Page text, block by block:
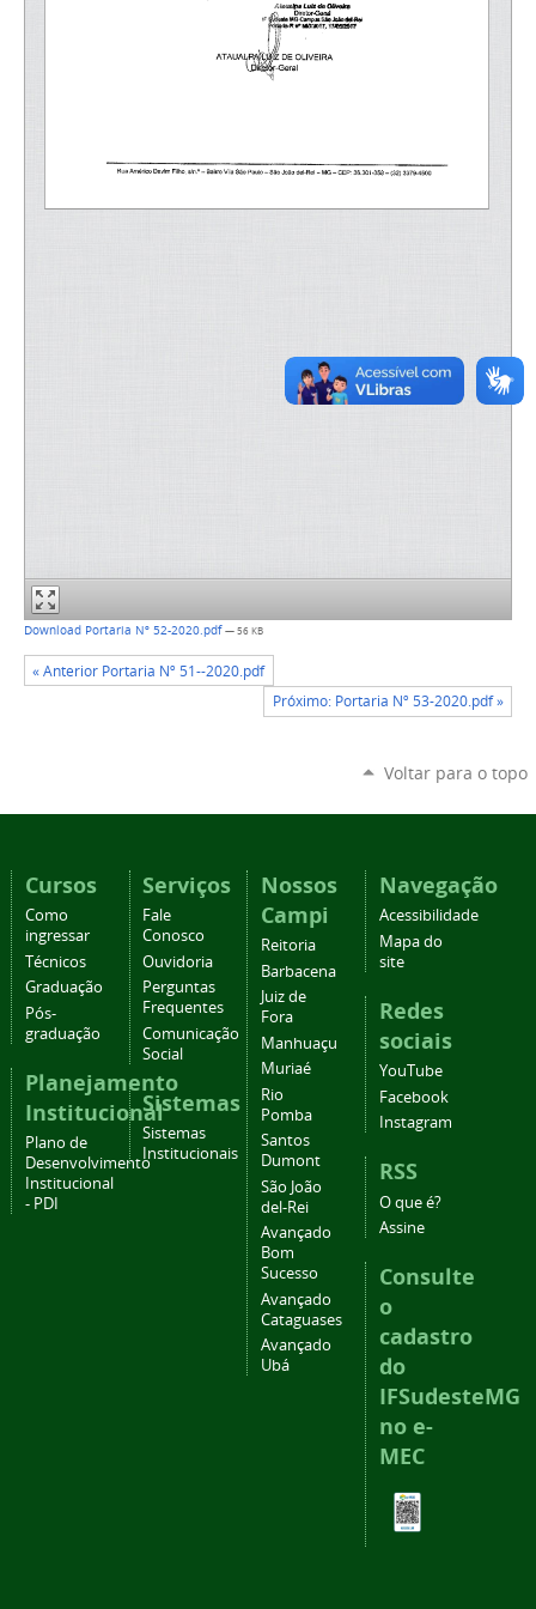
Download Portaria Nº 52-2020.pdf— 56 KB
« Anterior Portaria Nº 51--2020.pdf
Próximo: Portaria Nº 53-2020.pdf »
Voltar para o topo
Cursos
Como
ingressar
Técnicos
Graduação
Pós-
graduação
Planejamento
Institucional
Plano de
Desenvolvimento
Institucional
- PDI
Serviços
Fale
Conosco
Ouvidoria
Perguntas
Frequentes
Comunicação
Social
Sistemas
Sistemas
Institucionais
Nossos
Campi
Reitoria
Barbacena
Juiz de
Fora
Manhuaçu
Muriaé
Rio
Pomba
Santos
Dumont
São João
del-Rei
Avançado
Bom
Sucesso
Avançado
Cataguases
Avançado
Ubá
Navegação
Acessibilidade
Mapa do
site
Redes
sociais
YouTube
Facebook
Instagram
RSS
O que é?
Assine
Consulte
o
cadastro
do
IFSudesteMG
no e-
MEC